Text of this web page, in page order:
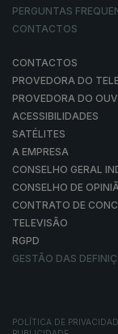
PERGUNTAS
CONTACTOS
CONTACTOS
PROVEDORA DO
PROVEDORA DO
ACESSIBILIDADES
SATÉLITES
A EMPRESA
CONSELHO GERAL
CONSELHO DE
CONTRATO DE
TELEVISÃO
RGPD
GESTÃO DAS
POLÍTICA DE